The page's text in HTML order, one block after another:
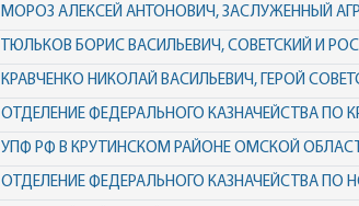
МОРОЗ АЛЕКСЕЙ АНТОНОВИЧ, ЗАСЛУЖЕННЫЙ
ТЮЛЬКОВ БОРИС ВАСИЛЬЕВИЧ, СОВЕТСКИЙ И
КРАВЧЕНКО НИКОЛАЙ ВАСИЛЬЕВИЧ, ГЕРОЙ
ОТДЕЛЕНИЕ ФЕДЕРАЛЬНОГО КАЗНАЧЕЙСТВА ПО
УПФ РФ В КРУТИНСКОМ РАЙОНЕ ОМСКОЙ
ОТДЕЛЕНИЕ ФЕДЕРАЛЬНОГО КАЗНАЧЕЙСТВА